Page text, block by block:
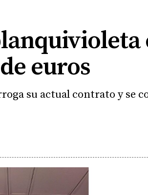
euros
su actual contrato y se